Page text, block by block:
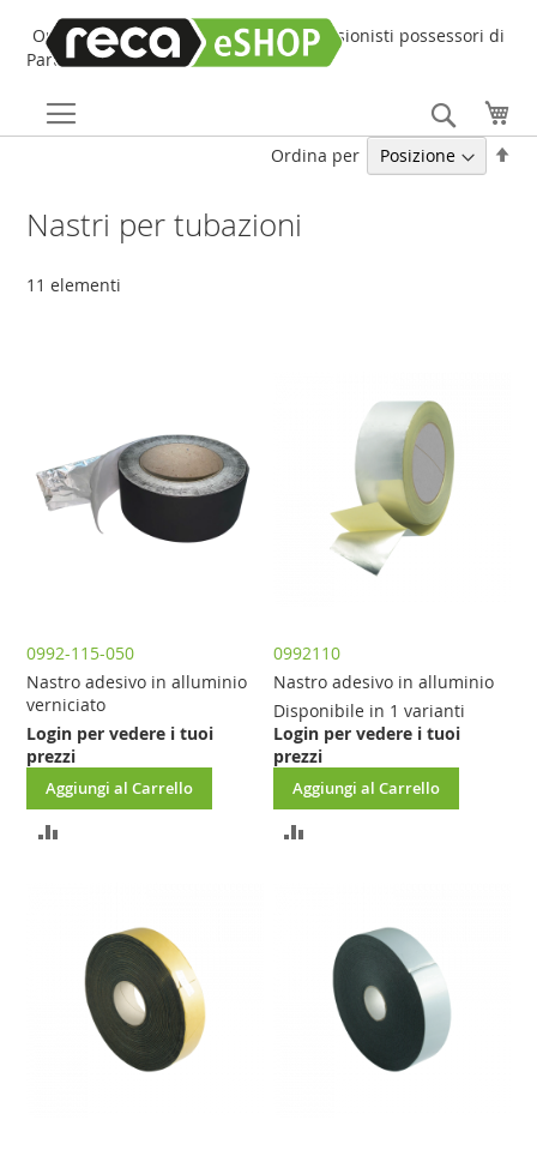
Online Shop online dedicato ai professionisti possessori di
Partita IVA!
Search
Nastri per tubazioni
11 elementi
Ordina per
0992-115-050
Nastro adesivo in alluminio
verniciato
Login per vedere i tuoi
prezzi
Aggiungi al Carrello
AGGIUNGI
0992110
Nastro adesivo in alluminio
Disponibile in 1 varianti
Login per vedere i tuoi
prezzi
Aggiungi al Carrello